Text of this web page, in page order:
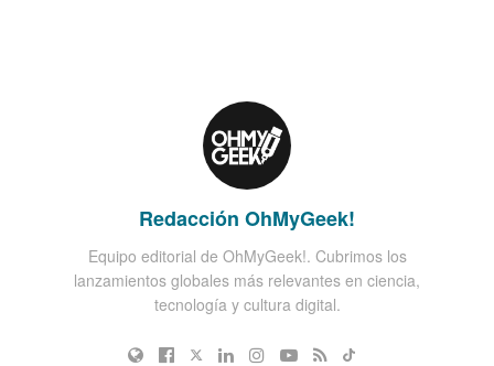
Redacción OhMyGeek!
Equipo editorial de OhMyGeek!. Cubrimos los
lanzamientos globales más relevantes en ciencia,
tecnología y cultura digital.